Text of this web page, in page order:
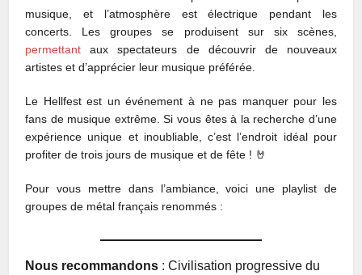
musique, et l’atmosphère est électrique pendant les
concerts. Les groupes se produisent sur six scènes,
permettant aux spectateurs de découvrir de nouveaux
artistes et d’apprécier leur musique préférée.
Le Hellfest est un événement à ne pas manquer pour les
fans de musique extrême. Si vous êtes à la recherche d’une
expérience unique et inoubliable, c’est l’endroit idéal pour
profiter de trois jours de musique et de fête ! 🤘
Pour vous mettre dans l’ambiance, voici une playlist de
groupes de métal français renommés :
Nous recommandons : Civilisation progressive du